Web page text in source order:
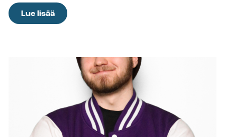
Lue lisää:
Jobin
Nuorisotyönohjaaja
polykulturistinen
eksistentiaali